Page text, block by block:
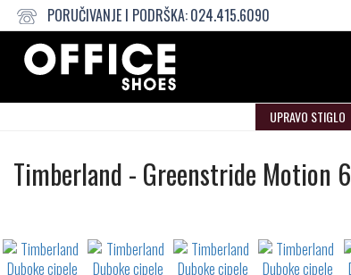
PORUČIVANJE I PODRŠKA:024.415.6090
UPRAVO STIGLO
Timberland Duboke
- Greenstride Motion 6
waterrepellent